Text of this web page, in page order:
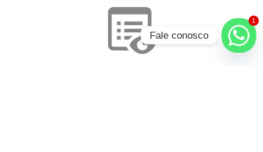
1
Fale conosco